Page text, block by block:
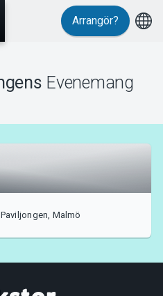
Arrangör?
Evenemang
Malmö